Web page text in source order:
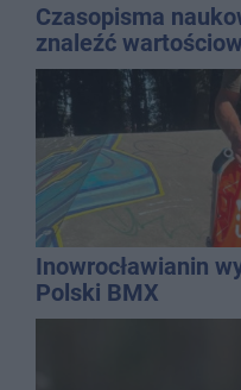
Czasopisma
znaleźć
Inowrocławianin
Polski BMX